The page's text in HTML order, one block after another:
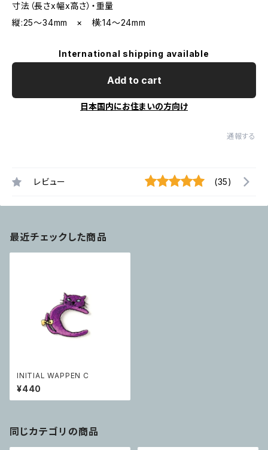
寸法（長さx幅x高さ）・重量
縦:25〜34mm × 横:14〜24mm
International shipping available
Add to cart
日本国内にお住まいの方向け
通報する
レビュー (35)
最近チェックした商品
INITIAL WAPPEN C
¥440
同じカテゴリの商品